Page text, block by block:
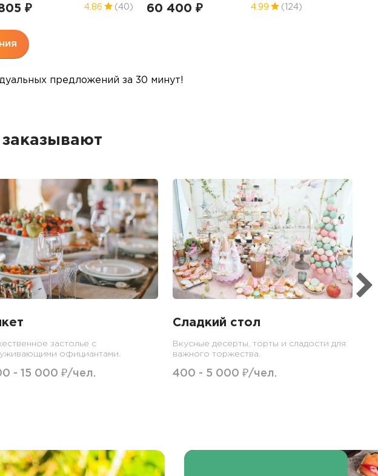
₽ 4.86 (40) 60 400 ₽ 4.99 (124)
предложений за 30 минут!
застолье с
официантами.
- 15 000 ₽/чел.
Сладкий стол
Вкусные десерты, торты и сладости для
важного торжества.
400 - 5 000 ₽/чел.